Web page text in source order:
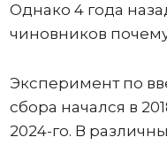
Однако 4 года
чиновников
Эксперимент по
сбора начался в
2024-го. В